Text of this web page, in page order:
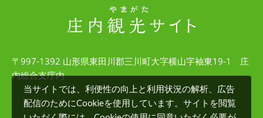
〒997-1392 山形県東田川郡三川町大字横山字袖東19-1 庄
内総合支庁内
当サイトでは、利便性の向上と利用状況の解析、広告
配信のためにCookieを使用しています。サイトを閲覧